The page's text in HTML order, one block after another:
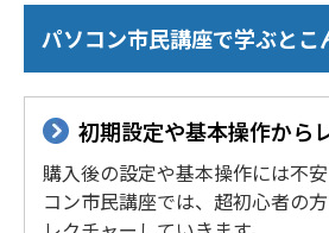
パソコン市民講座で学ぶとこ
初期設定や基本操作から
購入後の設定や基本操作には不
コン市民講座では、超初心者の